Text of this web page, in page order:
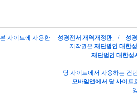
본 사이트에 사용한 「 성경전서 개역개정판」/「 성
저작권은 재단법인 대한
재단법인 대한성
당 사이트에서 사용하는 컨
모바일앱에서 당 사이트